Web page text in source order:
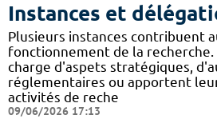
Instances et
Plusieurs instances contribuent
fonctionnement de la recherche.
charge d'aspets stratégiques,
réglementaires ou apportent
activités de reche
09/06/2026 17:13